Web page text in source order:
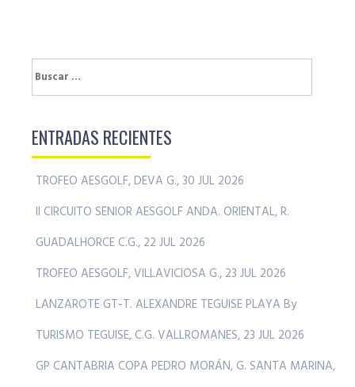
Buscar:
ENTRADAS RECIENTES
TROFEO AESGOLF, DEVA G., 30 JUL 2026
II CIRCUITO SENIOR AESGOLF ANDA. ORIENTAL, R.
GUADALHORCE C.G., 22 JUL 2026
TROFEO AESGOLF, VILLAVICIOSA G., 23 JUL 2026
LANZAROTE GT-T. ALEXANDRE TEGUISE PLAYA By
TURISMO TEGUISE, C.G. VALLROMANES, 23 JUL 2026
GP CANTABRIA COPA PEDRO MORÁN, G. SANTA MARINA,